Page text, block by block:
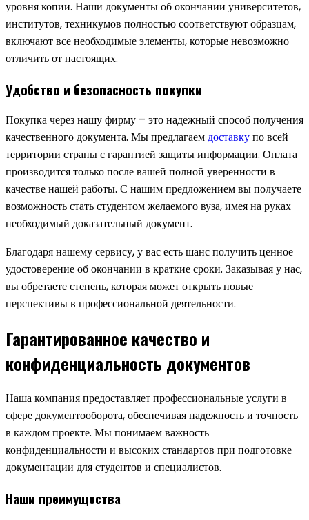
уровня копии. Наши документы об окончании университетов,
институтов, техникумов полностью соответствуют образцам,
включают все необходимые элементы, которые невозможно
отличить от настоящих.
Удобство и безопасность покупки
Покупка через нашу фирму – это надежный способ получения
качественного документа. Мы предлагаемдоставкупо всей
территории страны с гарантией защиты информации. Оплата
производится только после вашей полной уверенности в
качестве нашей работы. С нашим предложением вы получаете
возможность стать студентом желаемого вуза, имея на руках
необходимый доказательный документ.
Благодаря нашему сервису, у вас есть шанс получить ценное
удостоверение об окончании в краткие сроки. Заказывая у нас,
вы обретаете степень, которая может открыть новые
перспективы в профессиональной деятельности.
Гарантированное качество и
конфиденциальность документов
Наша компания предоставляет профессиональные услуги в
сфере документооборота, обеспечивая надежность и точность
в каждом проекте. Мы понимаем важность
конфиденциальности и высоких стандартов при подготовке
документации для студентов и специалистов.
Наши преимущества